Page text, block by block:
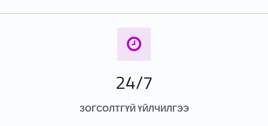
24/7 зогсолтгүй үйлчилгээ
24/7
ЗОГСОЛТГҮЙ ҮЙЛЧИЛГЭЭ